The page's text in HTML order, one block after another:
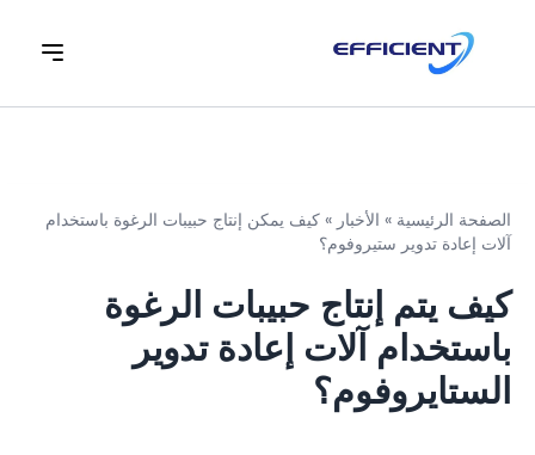
الصفحة الرئيسية » الأخبار » كيف يمكن إنتاج حبيبات الرغوة باستخدام
آلات إعادة تدوير ستيروفوم؟
كيف يتم إنتاج حبيبات الرغوة
باستخدام آلات إعادة تدوير
الستايروفوم؟